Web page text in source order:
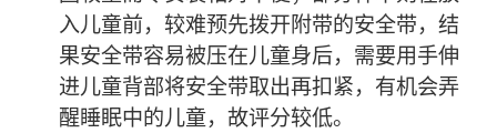
入儿童前，较难预先拨开附带的安全带，结
果安全带容易被压在儿童身后，需要用手伸
进儿童背部将安全带取出再扣紧，有机会弄
醒睡眠中的儿童，故评分较低。